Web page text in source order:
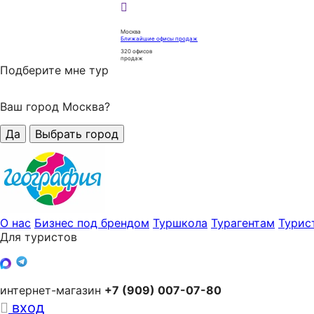
Москва
Ближайшие офисы продаж
320 офисов
продаж
Подберите мне тур
Ваш город Москва?
Да
Выбрать город
О нас Бизнес под брендом Туршкола Турагентам
Для туристов
интернет-магазин +7 (909) 007-07-80
вход